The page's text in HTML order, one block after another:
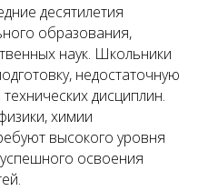
десятилетия
образования,
наук. Школьники
недостаточную
дисциплин.
химии
высокого уровня
освоения